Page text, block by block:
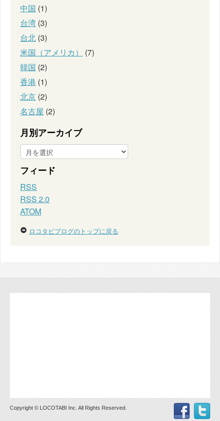
中国 (1)
台湾 (3)
台北 (3)
米国（アメリカ）
(7)
韓国 (2)
香港 (1)
北京 (2)
名古屋 (2)
月別アーカイブ
フィード
RSS
RSS 2.0
ATOM
ロコタビブログのトップに戻る
Copyright © LOCOTABI Inc. All Rights Reserved.